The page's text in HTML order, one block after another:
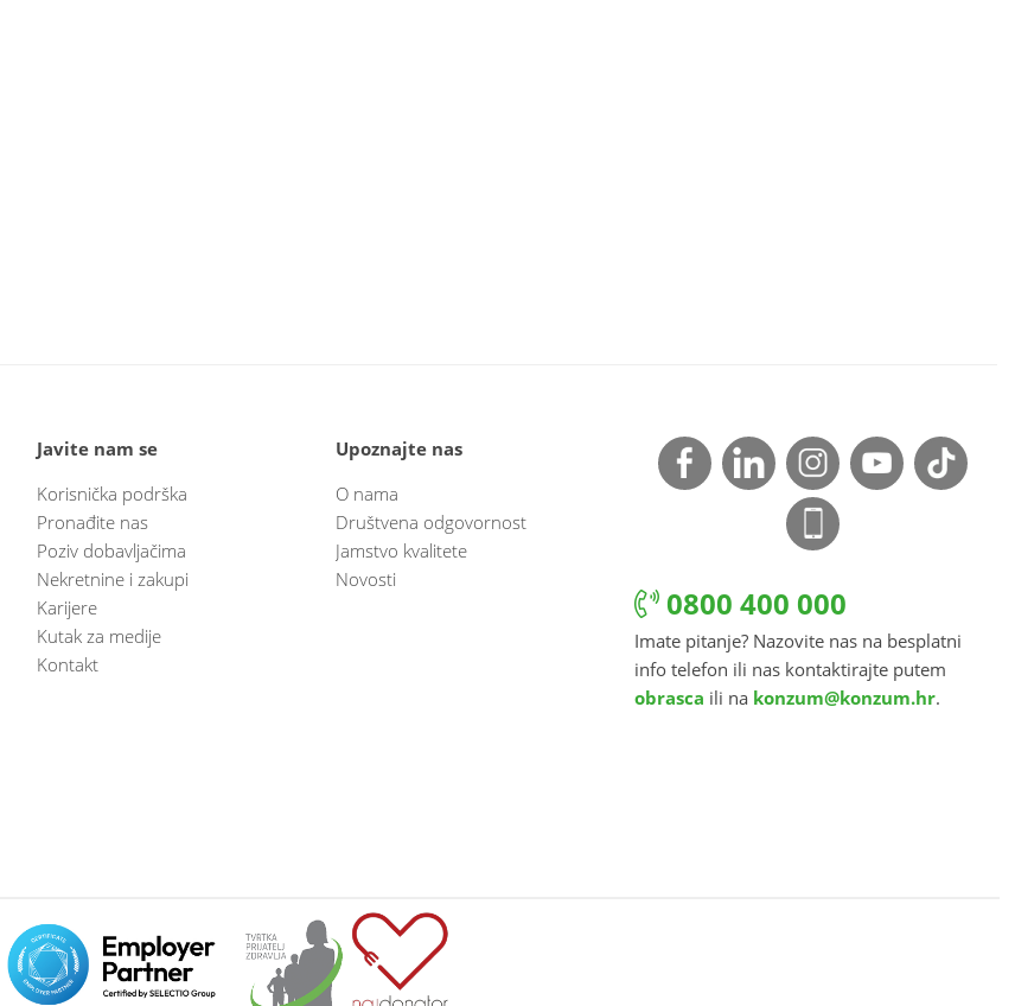
Javite nam se
Korisnička podrška
Pronađite nas
Poziv dobavljačima
Nekretnine i zakupi
Karijere
Kutak za medije
Kontakt
Upoznajte nas
O nama
Društvena odgovornost
Jamstvo kvalitete
Novosti
0800 400 000
Imate pitanje? Nazovite nas na besplatni
info telefon ili nas kontaktirajte putem
obrasca ili na konzum@konzum.hr.